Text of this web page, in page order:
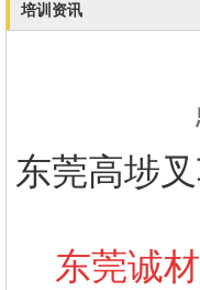
培训资讯
东莞高埗
东莞诚